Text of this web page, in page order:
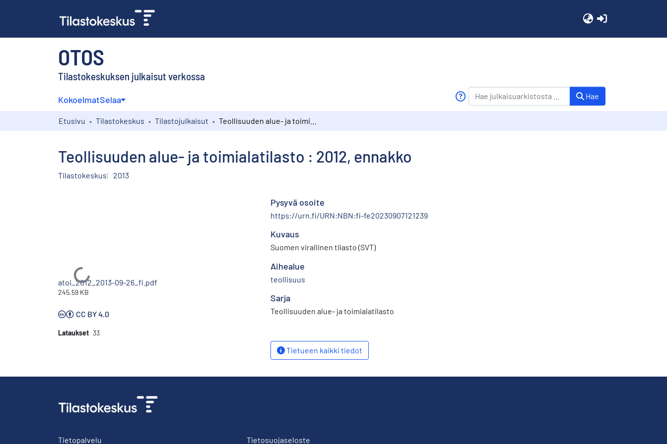
OTOS
Tilastokeskuksen julkaisut verkossa
KokoelmatSelaa Hae
Etusivu Tilastokeskus Tilastojulkaisut
Teollisuuden alue- ja toimialatilasto : 2012, ennakko
Tilastokeskus 2013
Ladataan...
atoi_2012_2013-09-26_fi.pdf
245.59 KB
CC BY 4.0
Lataukset 33
Pysyvä osoite
https://urn.fi/URN:NBN:fi-fe20230907121239
Kuvaus
Suomen virallinen tilasto (SVT)
Aihealue
teollisuus
Sarja
Teollisuuden alue- ja toimialatilasto
Tietueen kaikki tiedot
Tietopalvelu Tietosuojaseloste